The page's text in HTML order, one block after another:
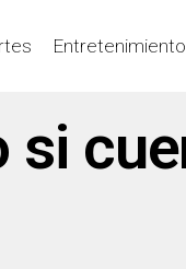
Entretenimiento
si